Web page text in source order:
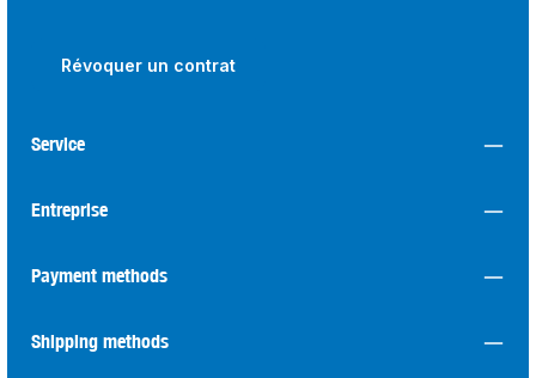
Révoquer un contrat
Service
Entreprise
Payment methods
Shipping methods